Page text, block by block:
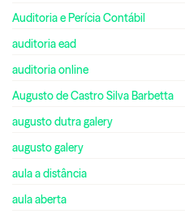
Auditoria e Perícia Contábil
auditoria ead
auditoria online
Augusto de Castro Silva Barbetta
augusto dutra galery
augusto galery
aula a distância
aula aberta